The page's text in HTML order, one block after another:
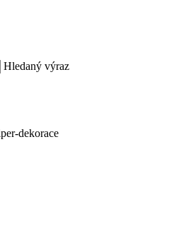
Hledaný výraz